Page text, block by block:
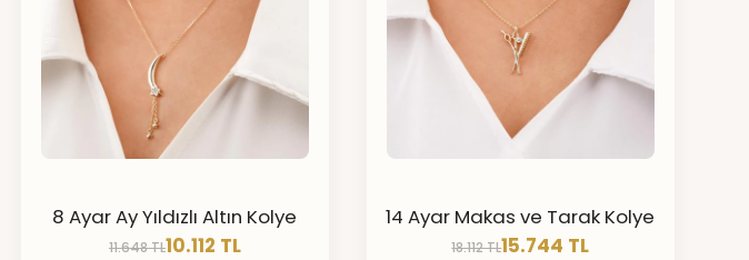
8 Ayar Ay Yıldızlı Altın Kolye
11.648 TL10.112 TL
14 Ayar Makas ve Tarak Kolye
18.112 TL15.744 TL